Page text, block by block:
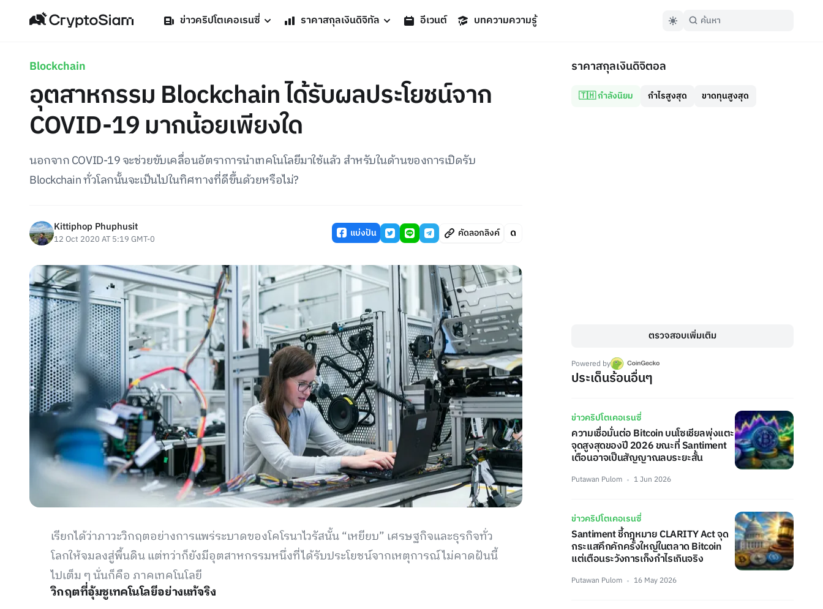
ข่าวคริปโตเคอเรนซี่ ราคาสกุลเงินดิจิทัล อีเวนต์ บทความความรู้
Blockchain
อุตสาหกรรม Blockchain ได้รับผลประโยชน์จาก
COVID-19 มากน้อยเพียงใด
นอกจาก COVID-19 จะช่วยขับเคลื่อนอัตราการนำเทคโนโลยีมาใช้แล้ว สำหรับในด้านของการเปิดรับ
Blockchain ทั่วโลกนั้นจะเป็นไปในทิศทางที่ดีขึ้นด้วยหรือไม่?
Kittiphop Phuphusit
12 Oct 2020 AT 5:19 GMT-0 แบ่งปัน คัดลอกลิงค์
เรียกได้ว่าภาวะวิกฤตอย่างการแพร่ระบาดของโคโรนาไวรัสนั้น “เหยียบ” เศรษฐกิจและธุรกิจทั่ว
โลกให้จมลงสู่พื้นดิน แต่ทว่าก็ยังมีอุตสาหกรรมหนึ่งที่ได้รับประโยชน์จากเหตุการณ์ไม่คาดฝันนี้
ไปเต็ม ๆ นั่นก็คือ ภาคเทคโนโลยี
วิกฤตที่อุ้มชูเทคโนโลยีอย่างแท้จริง
ราคาสกุลเงินดิจิตอล
🇹🇭 กำลังนิยม กำไรสูงสุด ขาดทุนสูงสุด
ตรวจสอบเพิ่มเติม
Powered by
ประเด็นร้อนอื่นๆ
ข่าวคริปโตเคอเรนซี่
ความเชื่อมั่นต่อ Bitcoin บนโซเชียลพุ่งแตะ
จุดสูงสุดของปี 2026 ขณะที่ Santiment
เตือนอาจเป็นสัญญาณลบระยะสั้น
Putawan Pulom 1 Jun 2026
ข่าวคริปโตเคอเรนซี่
Santiment ชี้กฎหมาย CLARITY Act จุด
กระแสคึกคักครั้งใหญ่ในตลาด Bitcoin
แต่เตือนระวังการเก็งกำไรเกินจริง
Putawan Pulom 16 May 2026